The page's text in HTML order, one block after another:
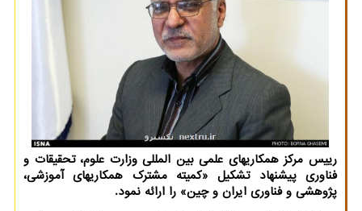
رییس مرکز همکاریهای علمی بین المللی وزارت علوم، تحقیقات و
فناوری پیشنهاد تشکیل «کمیته مشترک همکاریهای آموزشی،
پژوهشی و فناوری ایران و چین» را ارائه نمود.